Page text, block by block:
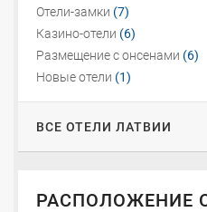
Отели-замки (7)
Казино-отели (6)
Размещение с онсенами (6)
Новые отели (1)
ВСЕ ОТЕЛИ ЛАТВИИ
РАСПОЛОЖЕНИЕ